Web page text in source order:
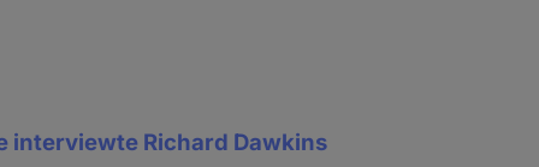
interviewte Richard Dawkins